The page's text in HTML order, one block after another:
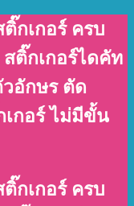
กเกอร์ ครบ
ติ๊กเกอร์ไดคัท
อักษร ตัด
กอร์ ไม่มีขั้น
กเกอร์ ครบ